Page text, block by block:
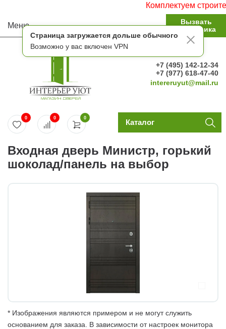
Страница загружается дольше обычного
Возможно у вас включен VPN
Комплектуем
Меню
Вызвать
замерщика
+7 (495) 142-12-34
+7 (977) 618-47-40
intereruyut@mail.ru
0
0 0 Каталог
Входная дверь Министр, горький
шоколад/панель на выбор
* Изображения являются примером и не могут служить
основанием для заказа. В зависимости от настроек монитора